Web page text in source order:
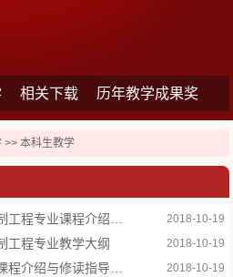
相关下载 历年教学成果奖
>>本科生教学
2018-10-19
工程专业教学大纲 2018-10-19
机电工程学院工业设计专业课程介绍与修读指导建议 2018-10-19